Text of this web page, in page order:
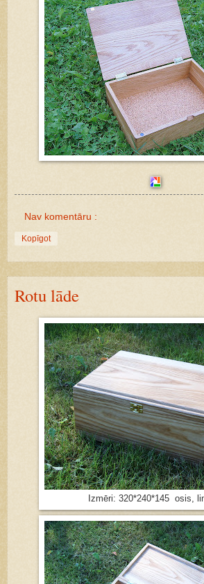
Nav komentāru :
Kopīgot
Rotu lāde
Izmēri: 320*240*145 osis,